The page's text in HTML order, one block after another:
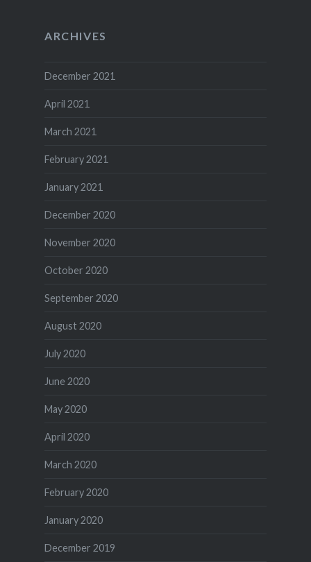
ARCHIVES
December 2021
April 2021
March 2021
February 2021
January 2021
December 2020
November 2020
October 2020
September 2020
August 2020
July 2020
June 2020
May 2020
April 2020
March 2020
February 2020
January 2020
December 2019